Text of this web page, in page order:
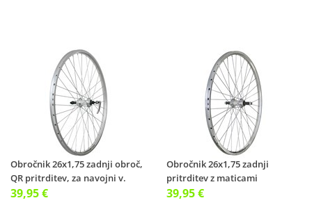
Obročnik 26x1,75 zadnji obroč,
QR pritrditev, za navojni v.
39,95 €
Obročnik 26x1,75 zadnji
pritrditev z maticami
dvostenski
39,95 €